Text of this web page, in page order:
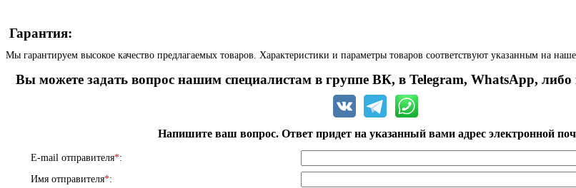
Гарантия:
Мы гарантируем высокое качество предлагаемых товаров. Характеристики и параметры товаров соответствуют указанным на
Вы можете задать вопрос нашим специалистам в группе ВК, в Telegram, WhatsApp,
Напишите ваш вопрос. Ответ придет на указанный вами адрес электронной
E-mail отправителя*:
Имя отправителя*: